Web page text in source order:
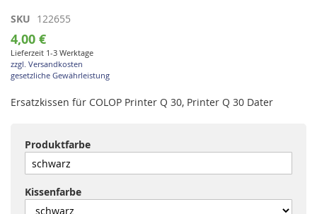
Zum
Anfang
der
Bildgalerie
springen
SKU 122655
4,00 €
Lieferzeit 1-3 Werktage
zzgl. Versandkosten
gesetzliche Gewährleistung
Ersatzkissen für COLOP Printer Q 30, Printer Q 30 Dater
Produktfarbe
Kissenfarbe